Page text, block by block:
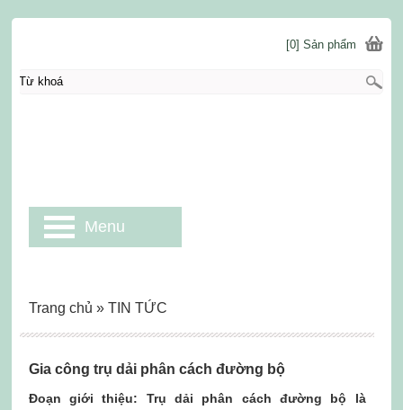
Gia công trụ dải phân cách đường bộ
Đoạn giới thiệu: Trụ dải phân cách đường bộ là
Trang chủ » TIN TỨC
[0] Sản phẩm
Menu